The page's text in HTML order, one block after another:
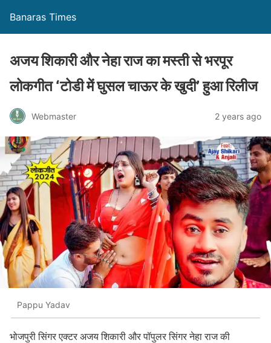
Banaras Times
अजय शिकारी और नेहा राज का मस्ती से भरपूर
लोकगीत ‘टोडी में घुसल चाऊर के खुदी’ हुआ रिलीज
Webmaster 2 years ago
Pappu Yadav
भोजपुरी सिंगर एक्टर अजय शिकारी और पॉपुलर सिंगर नेहा राज की